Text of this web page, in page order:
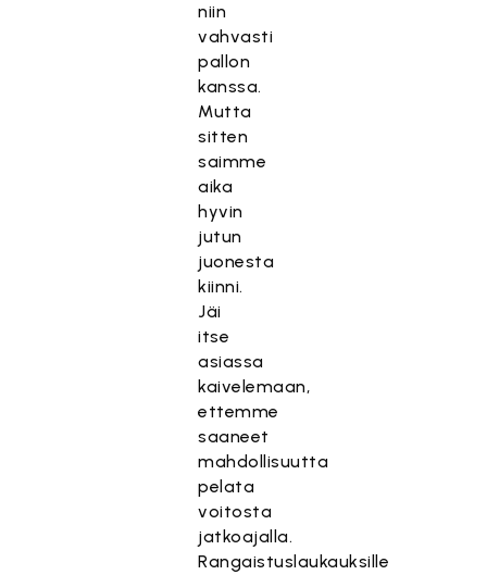
niin
vahvasti
pallon
kanssa.
Mutta
sitten
saimme
aika
hyvin
jutun
juonesta
kiinni.
Jäi
itse
asiassa
kaivelemaan,
ettemme
saaneet
mahdollisuutta
pelata
voitosta
jatkoajalla.
Rangaistuslaukauksille